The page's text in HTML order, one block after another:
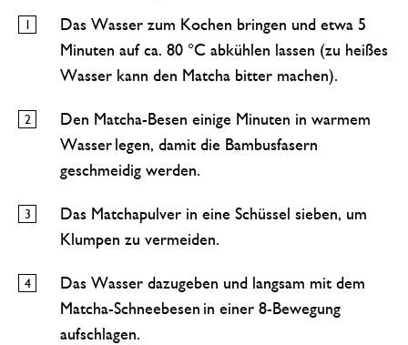
Das Wasser zum Kochen bringen und etwa 5
Minuten auf ca. 80 °C abkühlen lassen (zu heißes
Wasser kann den Matcha bitter machen).
Den Matcha-Besen einige Minuten in warmem
Wasser legen, damit die Bambusfasern
geschmeidig werden.
Das Matchapulver in eine Schüssel sieben, um
Klumpen zu vermeiden.
Das Wasser dazugeben und langsam mit dem
Matcha-Schneebesen in einer 8-Bewegung
aufschlagen.